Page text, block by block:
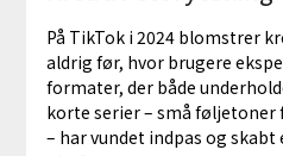
På TikTok i 2024 blomstrer
aldrig før, hvor brugere
formater, der både
korte serier – små føljetoner
– har vundet indpas og